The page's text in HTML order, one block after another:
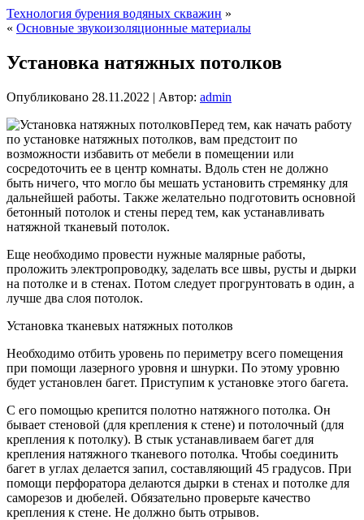
Технология бурения водяных скважин »
« Основные звукоизоляционные материалы
Установка натяжных потолков
Опубликовано 28.11.2022 | Автор: admin
Перед тем, как начать работу
по установке натяжных потолков, вам предстоит по
возможности избавить от мебели в помещении или
сосредоточить ее в центр комнаты. Вдоль стен не должно
быть ничего, что могло бы мешать установить стремянку для
дальнейшей работы. Также желательно подготовить основной
бетонный потолок и стены перед тем, как устанавливать
натяжной тканевый потолок.
Еще необходимо провести нужные малярные работы,
проложить электропроводку, заделать все швы, русты и дырки
на потолке и в стенах. Потом следует прогрунтовать в один, а
лучше два слоя потолок.
Установка тканевых натяжных потолков
Необходимо отбить уровень по периметру всего помещения
при помощи лазерного уровня и шнурки. По этому уровню
будет установлен багет. Приступим к установке этого багета.
С его помощью крепится полотно натяжного потолка. Он
бывает стеновой (для крепления к стене) и потолочный (для
крепления к потолку). В стык устанавливаем багет для
крепления натяжного тканевого потолка. Чтобы соединить
багет в углах делается запил, составляющий 45 градусов. При
помощи перфоратора делаются дырки в стенах и потолке для
саморезов и дюбелей. Обязательно проверьте качество
крепления к стене. Не должно быть отрывов.